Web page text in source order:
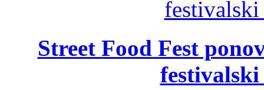
Street Food Fest